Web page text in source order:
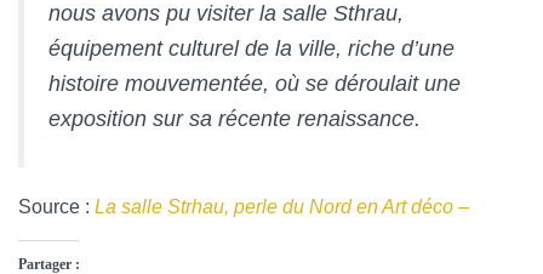
nous avons pu visiter la salle Sthrau,
équipement culturel de la ville, riche d’une
histoire mouvementée, où se déroulait une
exposition sur sa récente renaissance.
Source : La salle Strhau, perle du Nord en Art déco –
Partager :